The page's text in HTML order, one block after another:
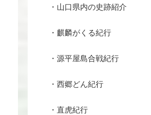
山口県内の史跡紹介
麒麟がくる紀行
源平屋島合戦紀行
西郷どん紀行
直虎紀行